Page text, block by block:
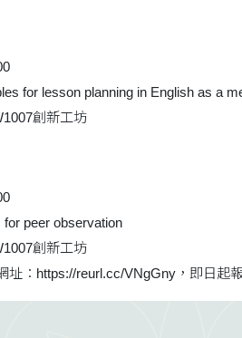
for lesson planning in English as a
創新工坊
peer observation
創新工坊
：https://reurl.cc/VNgGny，即日起